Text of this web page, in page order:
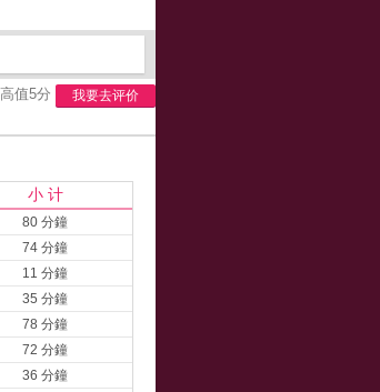
值5分 我要去评价
小 计
80 分鐘
74 分鐘
11 分鐘
35 分鐘
78 分鐘
72 分鐘
36 分鐘